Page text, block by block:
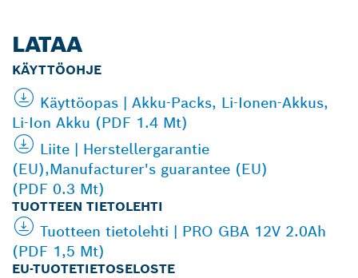
LATAA
KÄYTTÖOHJE
Käyttöopas | Akku-Packs, Li-Ionen-Akkus,
Li-Ion Akku (PDF 1.4 Mt)
Liite | Herstellergarantie
(EU),Manufacturer's guarantee (EU)
(PDF 0.3 Mt)
TUOTTEEN TIETOLEHTI
Tuotteen tietolehti | PRO GBA 12V 2.0Ah
(PDF 1,5 Mt)
EU-TUOTETIETOSELOSTE